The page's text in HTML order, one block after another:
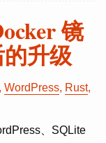
镜
升级
, WordPress, Rust,
、SQLite